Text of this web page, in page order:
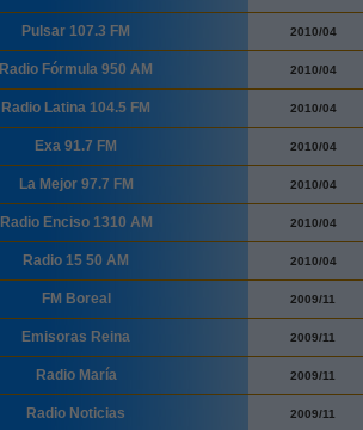
Pulsar 107.3 FM 2010/04
Radio Fórmula 950 AM 2010/04
Radio Latina 104.5 FM 2010/04
Exa 91.7 FM 2010/04
La Mejor 97.7 FM 2010/04
Radio Enciso 1310 AM 2010/04
Radio 15 50 AM 2010/04
FM Boreal 2009/11
Emisoras Reina 2009/11
Radio María 2009/11
Radio Noticias 2009/11